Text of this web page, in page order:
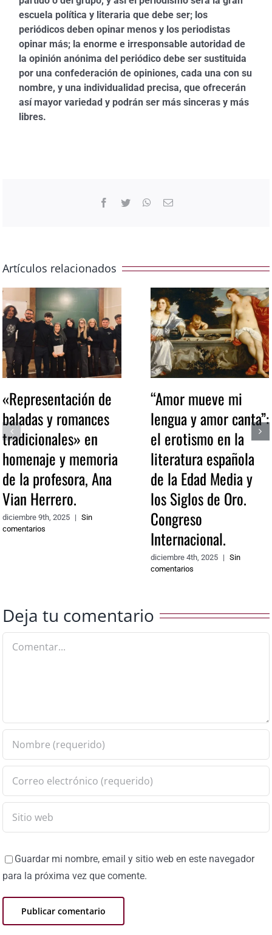
escuela política y literaria que debe ser; los
periódicos deben opinar menos y los periodistas
opinar más; la enorme e irresponsable autoridad de
la opinión anónima del periódico debe ser sustituida
por una confederación de opiniones, cada una con su
nombre, y una individualidad precisa, que ofrecerán
así mayor variedad y podrán ser más sinceras y más
libres.
Facebook
Twitter WhatsApp
Correo
Artículos relacionados
«Representación de
baladas y romances
tradicionales» en
homenaje y memoria
de la profesora, Ana
Vian Herrero.
diciembre 9th, 2025 |
Sin
comentarios
“Amor mueve mi
lengua y amor canta”:
el erotismo en la
literatura española
de la Edad Media y
los Siglos de Oro.
Congreso
Internacional.
diciembre 4th, 2025 | Sin
comentarios
Deja tu comentario
Guardar mi nombre, email y sitio web en este navegador
para la próxima vez que comente.